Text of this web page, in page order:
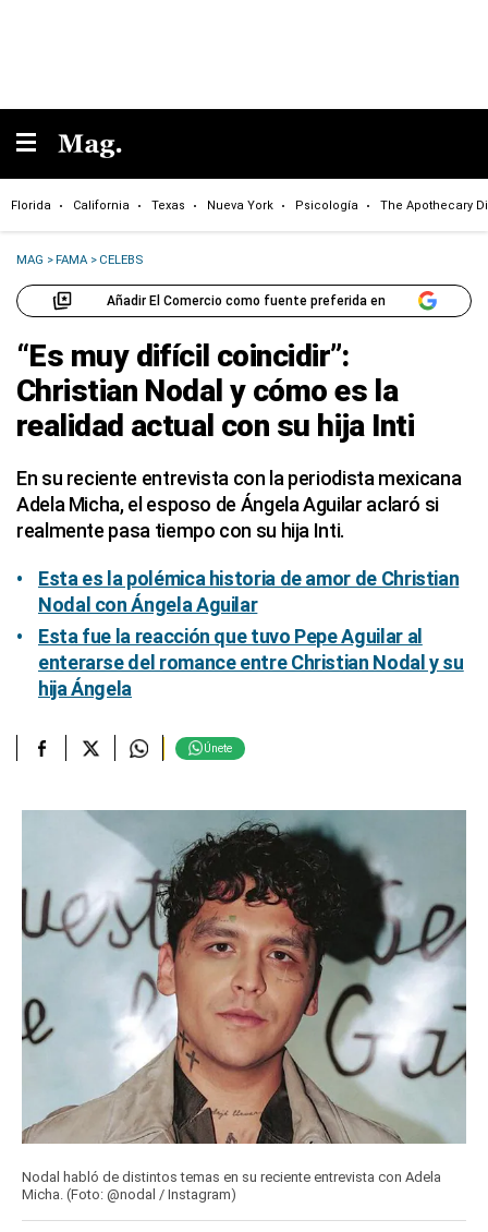
Florida California Texas Nueva York Psicología The Apothecary
MAG >FAMA > CELEBS
Añadir El Comercio como fuente preferida en
“Es muy difícil coincidir”:
Christian Nodal y cómo es la
realidad actual con su hija Inti
En su reciente entrevista con la periodista mexicana
Adela Micha, el esposo de Ángela Aguilar aclaró si
realmente pasa tiempo con su hija Inti.
Esta es la polémica historia de amor de Christian
Nodal con Ángela Aguilar
Esta fue la reacción que tuvo Pepe Aguilar al
enterarse del romance entre Christian Nodal y su
hija Ángela
Únete
Nodal habló de distintos temas en su reciente entrevista con Adela
Micha. (Foto: @nodal / Instagram)